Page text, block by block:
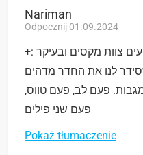
Nariman
Odpocznij 01.09.2024
+: היה אירוח מושלם, אוכל טעים צוות מקסים ובעיקר
לנו את החדר מדהים
פעם לב, פעם טווס,
פעם שני פילים
Pokaż tłumaczenie